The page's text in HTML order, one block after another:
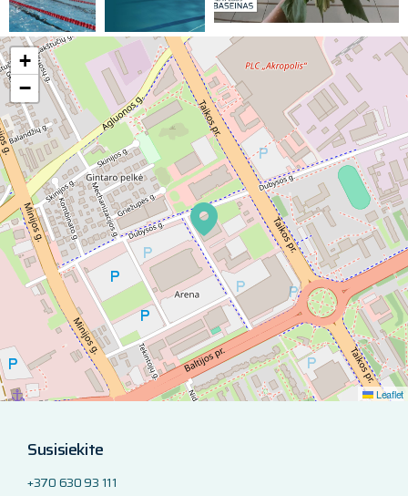
Susisiekite
+370 630 93 111
+
−
Leaflet